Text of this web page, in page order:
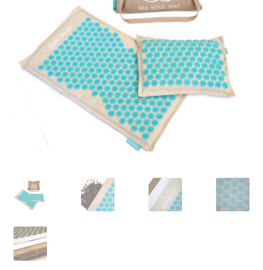
Strona główna